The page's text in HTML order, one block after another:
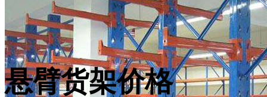
悬臂货架价格